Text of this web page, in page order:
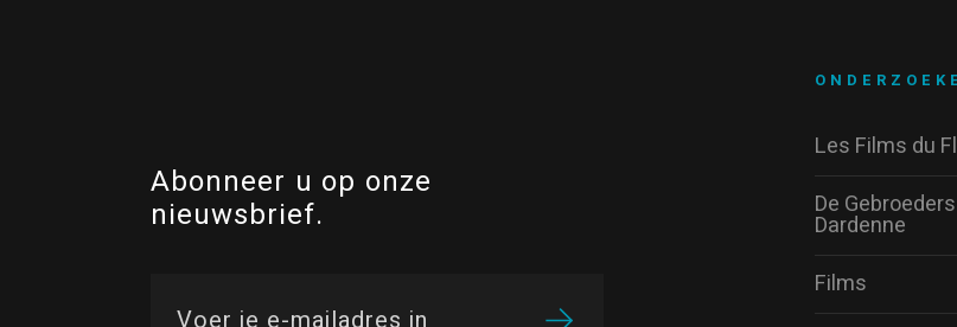
Abonneer u op onze
nieuwsbrief.
Les Films du
De Gebroeders
Dardenne
Films